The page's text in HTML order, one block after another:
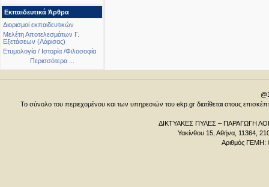
Εκπαιδευτικά Άρθρα
Διορισμοί εκπαιδευτικών
Μελέτη Αποτελεσμάτων Γ.
Εξετάσεων (Λάρισας)
Ετυμολογία / Ιστορία /Φιλοσοφία
Περισσότερα ...
Το σύνολο του περιεχομένου και των υπηρεσιών του ekp.gr διατίθεται στους
ΔΙΚΤΥΑΚΕΣ ΠΥΛΕΣ – ΠΑΡΑΓΩΓΗ
Υακίνθου 15, Αθήνα, 11364,
Αριθμός ΓΕΜΗ: